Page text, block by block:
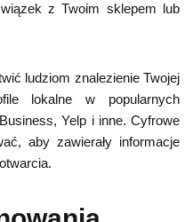
z Twoim sklepem lub
ludziom znalezienie Twojej
lokalne w popularnych
Yelp i inne. Cyfrowe
aby zawierały informacje